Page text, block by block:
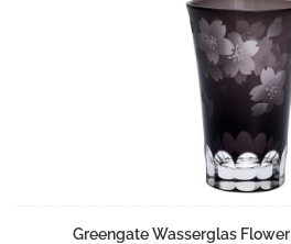
Greengate Wasserglas